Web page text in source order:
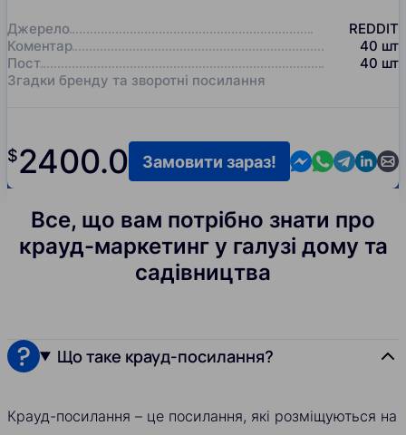
Джерело
REDDIT
Коментар
40 шт
Пост
40 шт
Згадки бренду та зворотні посилання
$2400.0 Contact us in
Contact us
Contact
Замовити зараз!
Все, що вам потрібно знати про
крауд-маркетинг у галузі дому та
садівництва
Що таке крауд-посилання?
Крауд-посилання – це посилання, які розміщуються на